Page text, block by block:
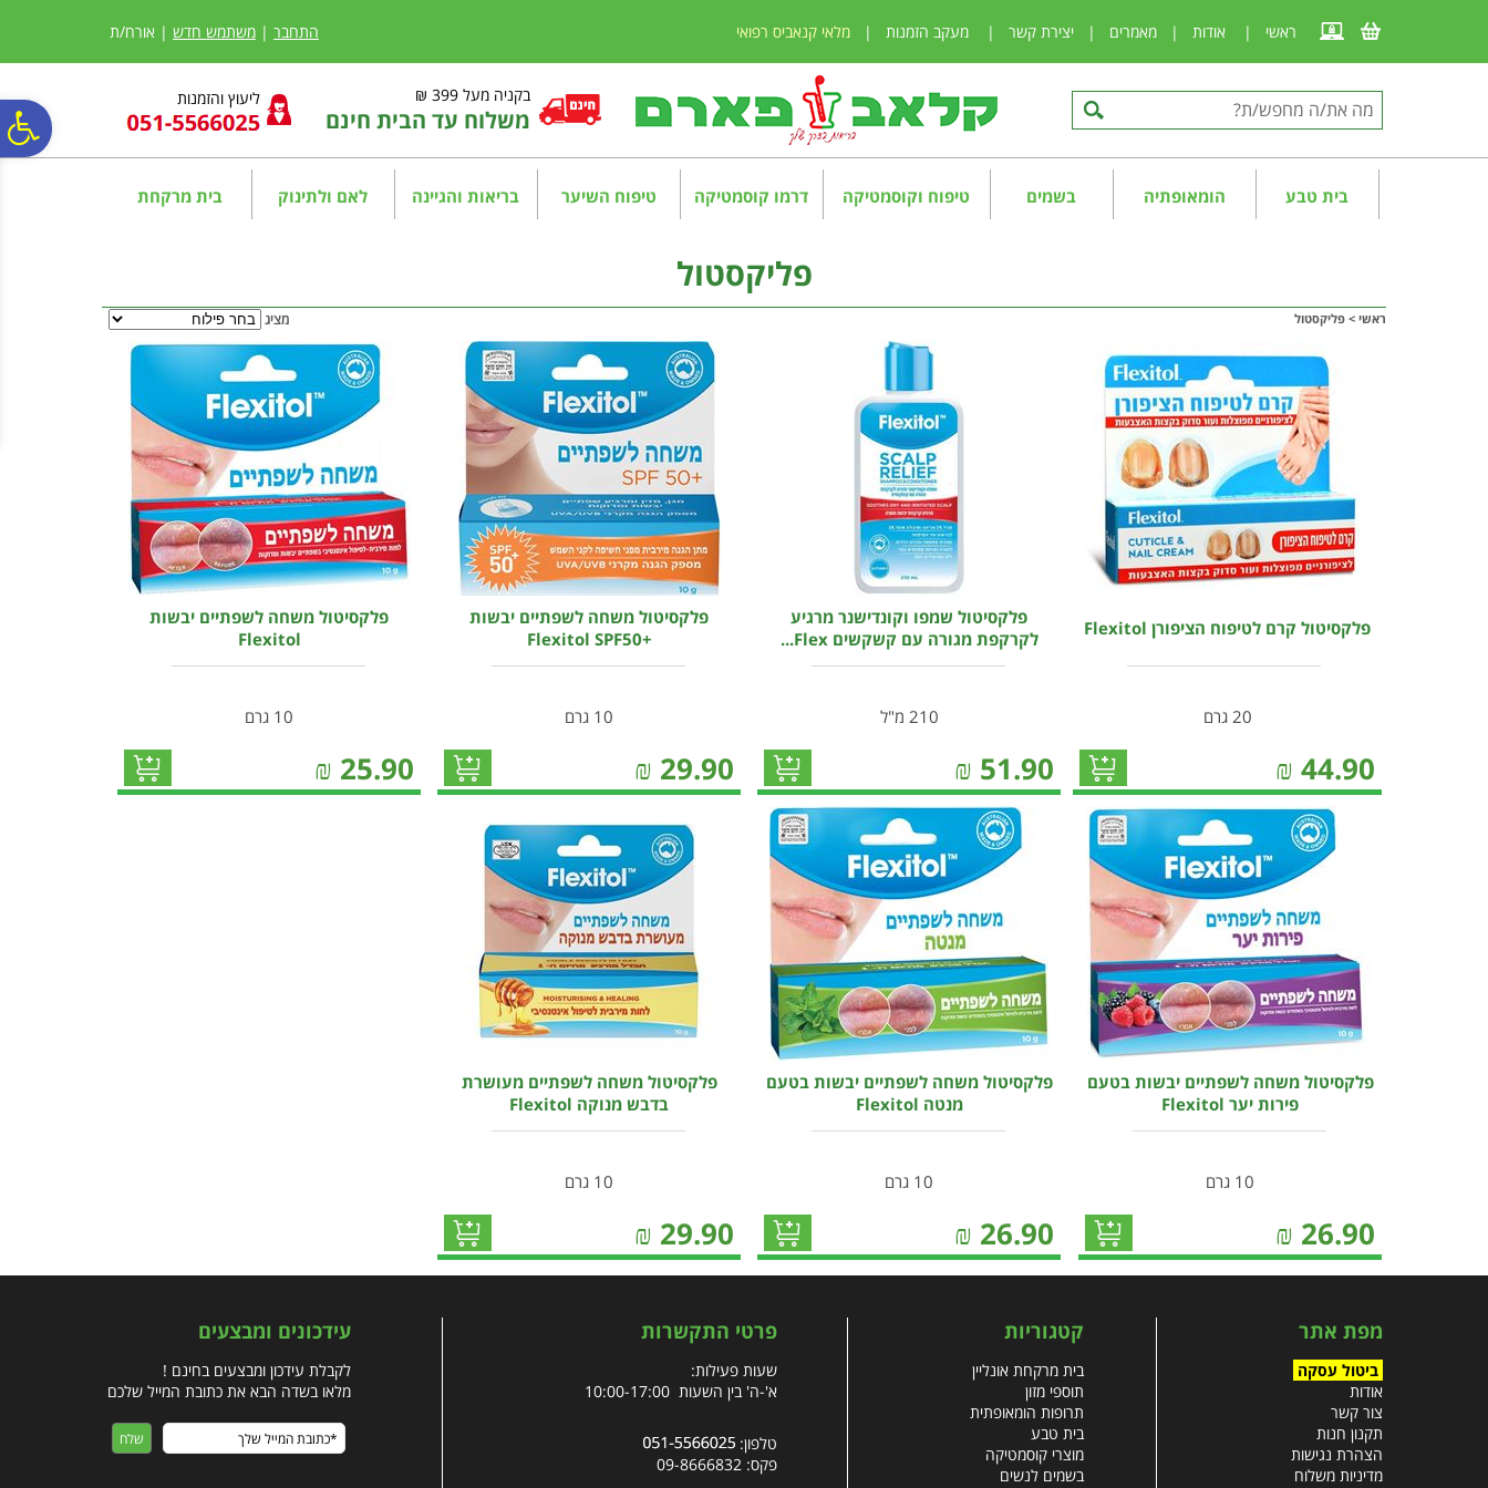
נגישות
אתר
המרכזי
ראשי | אודות | מאמרים | יצירת קשר | מעקב הזמנות | מלאי קנאביס רפואי התחבר | משתמש חדש | אורח/ת
בקניה מעל 399 ₪
משלוח עד הבית חינם
ליעוץ והזמנות
בית טבע הומאופתיה בשמים טיפוח וקוסמטיקה דרמו קוסמטיקה טיפוח השיער בריאות והגיינה לאם ולתינוק בית מרקחת
פליקסטול
ראשי > פליקסטול מציג
פלקסיטול קרם לטיפוח הציפורן Flexitol
20 גרם
44.90
₪
פלקסיטול שמפו וקונדישנר מרגיע
לקרקפת מגורה עם קשקשים Flex...
210 מ"ל
51.90
₪
פלקסיטול משחה לשפתיים יבשות
+Flexitol SPF50
10 גרם
29.90
₪
פלקסיטול משחה לשפתיים יבשות
Flexitol
10 גרם
25.90
₪
פלקסיטול משחה לשפתיים יבשות בטעם
פירות יער Flexitol
10 גרם
26.90
₪
פלקסיטול משחה לשפתיים יבשות בטעם
מנטה Flexitol
10 גרם
26.90
₪
פלקסיטול משחה לשפתיים מעושרת
בדבש מנוקה Flexitol
10 גרם
29.90
₪
מפת אתר
ביטול עסקה
אודות
צור קשר
תקנון חנות
הצהרת נגישות
מדיניות משלוח
קטגוריות
בית מרקחת אונליין
תוספי מזון
תרופות הומאופתית
בית טבע
מוצרי קוסמטיקה
בשמים לנשים
פרטי התקשרות
שעות פעילות:
א'-ה' בין השעות 10:00-17:00
טלפון:
פקס: 09-8666832
עידכונים ומבצעים
לקבלת עידכון ומבצעים בחינם !
מלאו בשדה הבא את כתובת המייל שלכם